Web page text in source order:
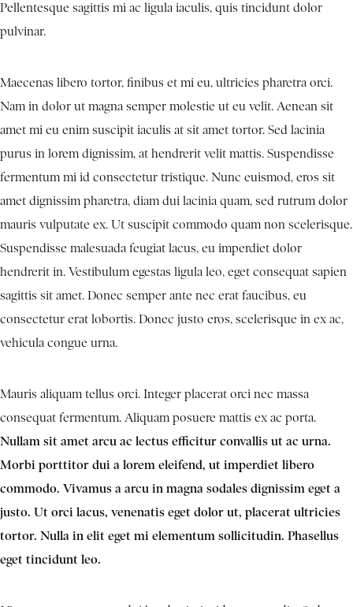
Pellentesque sagittis mi ac ligula iaculis, quis tincidunt dolor
pulvinar.
Maecenas libero tortor, finibus et mi eu, ultricies pharetra orci.
Nam in dolor ut magna semper molestie ut eu velit. Aenean sit
amet mi eu enim suscipit iaculis at sit amet tortor. Sed lacinia
purus in lorem dignissim, at hendrerit velit mattis. Suspendisse
fermentum mi id consectetur tristique. Nunc euismod, eros sit
amet dignissim pharetra, diam dui lacinia quam, sed rutrum dolor
mauris vulputate ex. Ut suscipit commodo quam non scelerisque.
Suspendisse malesuada feugiat lacus, eu imperdiet dolor
hendrerit in. Vestibulum egestas ligula leo, eget consequat sapien
sagittis sit amet. Donec semper ante nec erat faucibus, eu
consectetur erat lobortis. Donec justo eros, scelerisque in ex ac,
vehicula congue urna.
Mauris aliquam tellus orci. Integer placerat orci nec massa
consequat fermentum. Aliquam posuere mattis ex ac porta.
Nullam sit amet arcu ac lectus efficitur convallis ut ac urna.
Morbi porttitor dui a lorem eleifend, ut imperdiet libero
commodo. Vivamus a arcu in magna sodales dignissim eget a
justo. Ut orci lacus, venenatis eget dolor ut, placerat ultricies
tortor. Nulla in elit eget mi elementum sollicitudin. Phasellus
eget tincidunt leo.